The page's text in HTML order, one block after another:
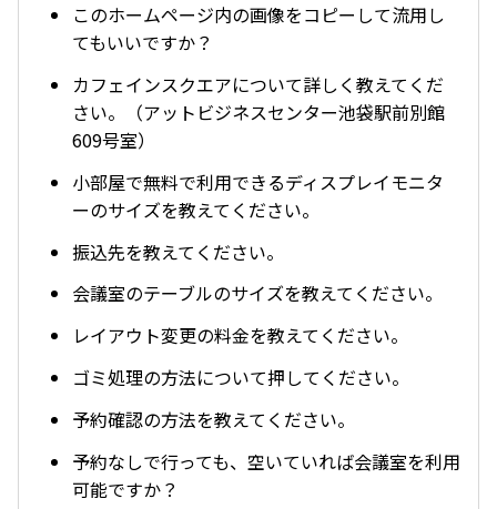
このホームページ内の画像をコピーして流用し
てもいいですか？
カフェインスクエアについて詳しく教えてくだ
さい。（アットビジネスセンター池袋駅前別館
609号室）
小部屋で無料で利用できるディスプレイモニタ
ーのサイズを教えてください。
振込先を教えてください。
会議室のテーブルのサイズを教えてください。
レイアウト変更の料金を教えてください。
ゴミ処理の方法について押してください。
予約確認の方法を教えてください。
予約なしで行っても、空いていれば会議室を利用
可能ですか？